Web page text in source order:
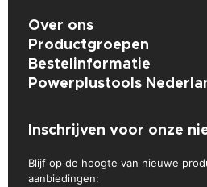
Over ons
Productgroepen
Bestelinformatie
Powerplustools
Inschrijven voor onze
Blijf op de hoogte van nieuwe
aanbiedingen: